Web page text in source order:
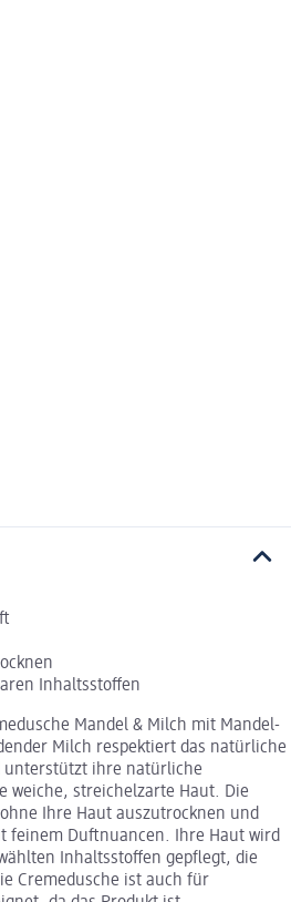
Inhaltsstoffen
Mandel & Milch mit Mandel-
Milch respektiert das natürliche
unterstützt ihre natürliche
weiche, streichelzarte Haut. Die
Ihre Haut auszutrocknen und
feinem Duftnuancen. Ihre Haut wird
Inhaltsstoffen gepflegt, die
Cremedusche ist auch für